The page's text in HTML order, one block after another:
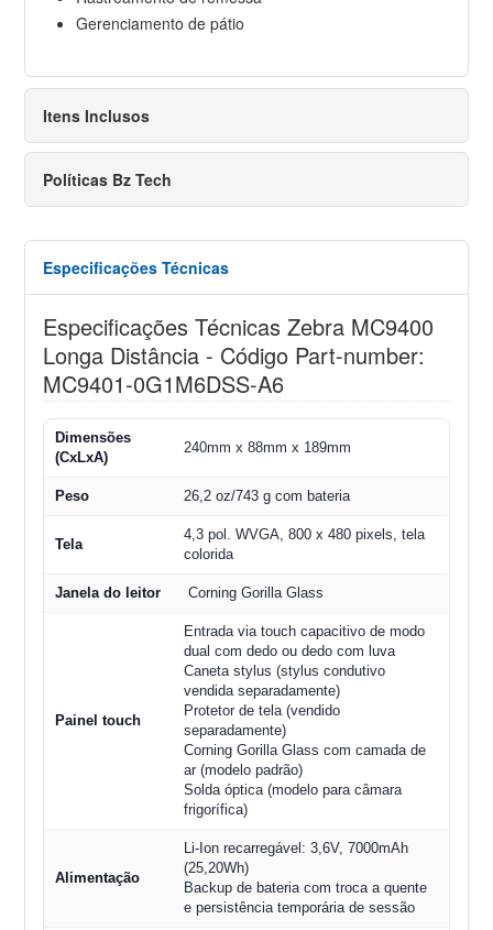
Gerenciamento de pátio
Itens Inclusos
Políticas Bz Tech
Especificações Técnicas
Especificações Técnicas Zebra MC9400
Longa Distância - Código Part-number:
MC9401-0G1M6DSS-A6
Dimensões
(CxLxA)
240mm x 88mm x 189mm
Peso 26,2 oz/743 g com bateria
Tela
4,3 pol. WVGA, 800 x 480 pixels, tela
colorida
Janela do leitor Corning Gorilla Glass
Painel touch
Entrada via touch capacitivo de modo
dual com dedo ou dedo com luva
Caneta stylus (stylus condutivo
vendida separadamente)
Protetor de tela (vendido
separadamente)
Corning Gorilla Glass com camada de
ar (modelo padrão)
Solda óptica (modelo para câmara
frigorífica)
Alimentação
Li-Ion recarregável: 3,6V, 7000mAh
(25,20Wh)
Backup de bateria com troca a quente
e persistência temporária de sessão